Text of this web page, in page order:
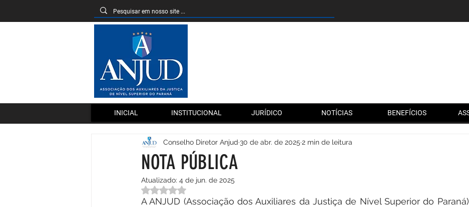
INICIAL INSTITUCIONAL JURÍDICO NOTÍCIAS BENEFÍCIOS
NOTA PÚBLICA
Conselho Diretor Anjud 30 de abr. de 2025 2 min de leitura
Atualizado: 4 de jun. de 2025
Avaliado com NaN de 5 estrelas.
A ANJUD (Associação dos Auxiliares da Justiça de Nível Superior do